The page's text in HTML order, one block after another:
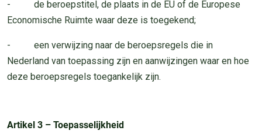
- de beroepstitel, de plaats in de EU of de Europese
Economische Ruimte waar deze is toegekend;
- een verwijzing naar de beroepsregels die in
Nederland van toepassing zijn en aanwijzingen waar en hoe
deze beroepsregels toegankelijk zijn.
Artikel 3 – Toepasselijkheid